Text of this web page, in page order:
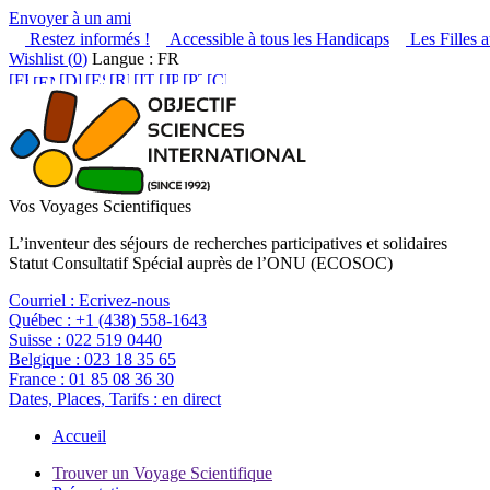
Envoyer à un ami
Restez informés !
Accessible à tous les Handicaps
Les Filles
Wishlist (0) Langue : FR
Vos Voyages Scientifiques
L’inventeur des séjours de recherches participatives et solidaires
Statut Consultatif Spécial auprès de l’ONU (ECOSOC)
Courriel : Ecrivez-nous
Québec : +1 (438) 558-1643
Suisse : 022 519 0440
Belgique : 023 18 35 65
France : 01 85 08 36 30
Dates, Places, Tarifs : en direct
Accueil
Trouver un Voyage Scientifique